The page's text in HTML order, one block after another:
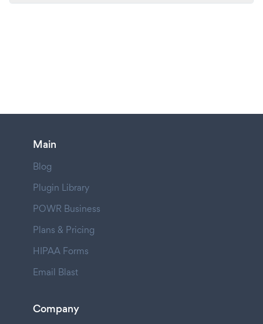
Main
Blog
Plugin Library
POWR Business
Plans & Pricing
HIPAA Forms
Email Blast
Company